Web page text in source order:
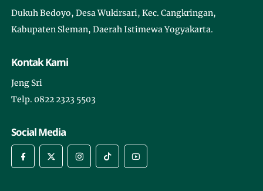
Dukuh Bedoyo, Desa Wukirsari, Kec. Cangkringan,
Kabupaten Sleman, Daerah Istimewa Yogyakarta.
Kontak Kami
Jeng Sri
Telp. 0822 2323 5503
Social Media